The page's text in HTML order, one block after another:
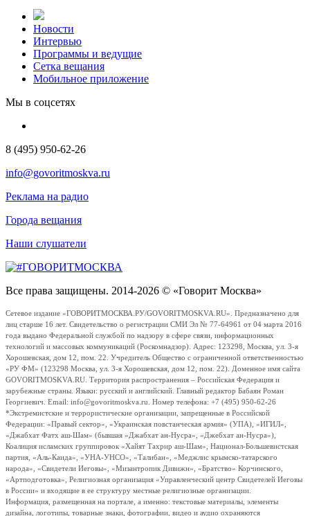
Новости
Интервью
Программы и ведущие
Сетка вещания
Мобильное приложение
Мы в соцсетях
8 (495) 950-62-26
info@govoritmoskva.ru
Реклама на радио
Города вещания
Наши слушатели
Все права защищены. 2014-2026 © «Говорит Москва»
Сетевое издание «ГОВОРИТМОСКВА.РУ/GOVORITMOSKVA.RU». Предназначено для
лиц старше 16 лет. Свидетельство о регистрации СМИ Эл № 77-64961 от 04 марта 2016
года выдано Федеральной службой по надзору в сфере связи, информационных
технологий и массовых коммуникаций (Роскомнадзор). Адрес: 123298, Москва, ул. 3-я
Хорошевская, дом 12, пом. 22. Учредитель Общество с ограниченной ответственностью
«РУ ФМ» (123298 Москва, ул. 3-я Хорошевская, дом 12, пом. 22). Доменное имя сайта
GOVORITMOSKVA.RU. Территория распространения – Российская Федерация и
зарубежные страны. Языки: русский и английский. Главный редактор Бабаян Роман
Георгиевич. Email: info@govoritmoskva.ru. Номер телефона: +7 (495) 950-62-26
*Экстремистские и террористические организации, запрещенные в Российской
Федерации: «Правый сектор», «Украинская повстанческая армия» (УПА), «ИГИЛ»,
«Джабхат Фатх аш-Шам» (бывшая «Джабхат ан-Нусра», «Джебхат ан-Нусра»),
Коалиция исламских группировок «Хайят Тахрир аш-Шам», Национал-Большевистская
партия, «Аль-Каида», «УНА-УНСО», «Талибан», «Меджлис крымско-татарского
народа», «Свидетели Иеговы», «Мизантропик Дивижн», «Братство» Корчинского,
«Артподготовка», Религиозная организация «Управленческий центр Свидетелей Иеговы
в России» и входящие в ее структуру местные религиозные организации.
Информация, размещенная на портале, а именно: текстовые материалы, элементы
дизайна, логотипы, товарные знаки, фотографии, видео и аудио охраняются